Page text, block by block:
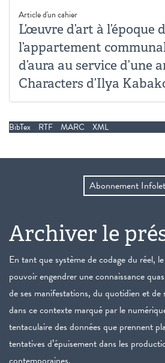
Article d'un cahier
L’œuvre d’art à l’époque
l’appartement
d’aura au service d’une
Characters d’Ilya
BibTex RTF MARC XML
Abonnement
Archiver le
En tant que système de codage du réel,
pouvoir engendrer une connaissance
de ses manifestations, du quotidien et de
dans ce contexte marqué par le
tentaculaire des données que prennent
tentatives d’épuisement dans les